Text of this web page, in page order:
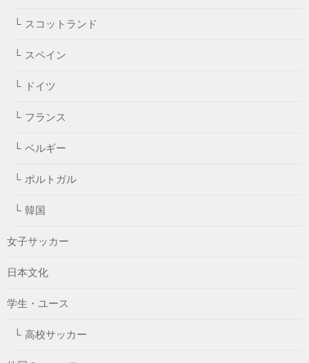
スコットランド
スペイン
ドイツ
フランス
ベルギー
ポルトガル
韓国
女子サッカー
日本文化
学生・ユース
高校サッカー